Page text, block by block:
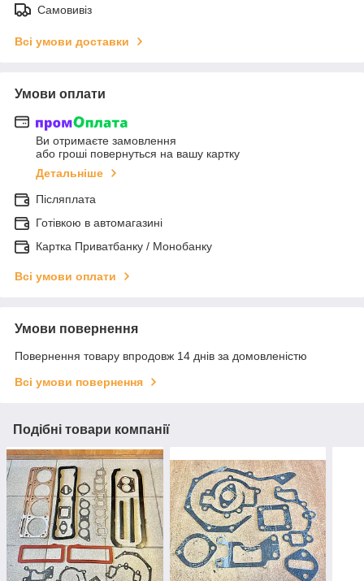
Самовивіз
Всі умови доставки
Умови оплати
Ви отримаєте замовлення
або гроші повернуться на вашу картку
Детальніше
Післяплата
Готівкою в автомагазині
Картка Приватбанку / Монобанку
Всі умови оплати
Умови повернення
Повернення товару впродовж 14 днів за домовленістю
Всі умови повернення
Подібні товари компанії